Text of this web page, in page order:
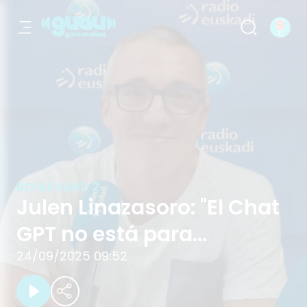
BOULEVARD 2
Julen Linazasoro: "El Chat
GPT no está para
ayudarte"
24/09/2025 09:52